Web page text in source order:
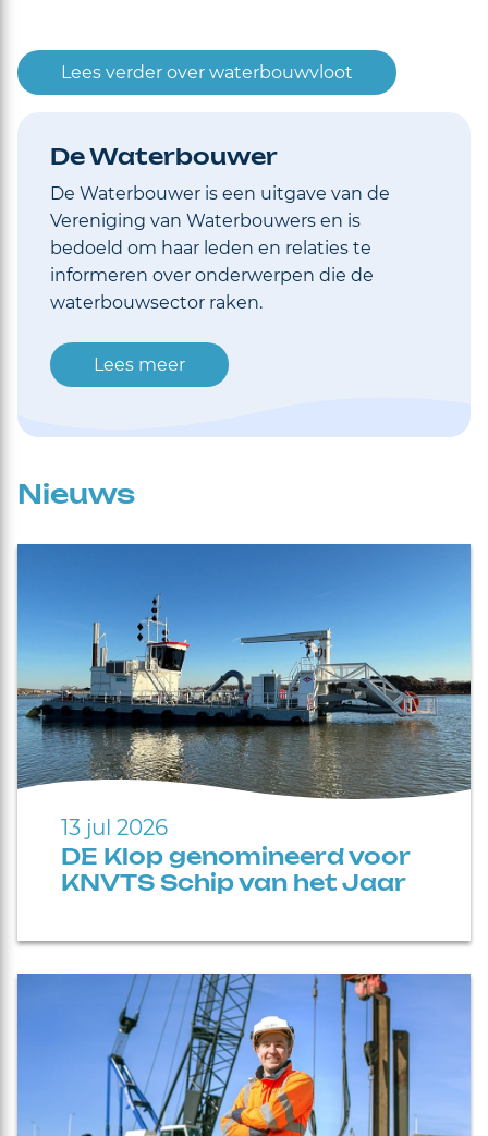
Lees verder over waterbouwvloot
De Waterbouwer
De Waterbouwer is een uitgave van de
Vereniging van Waterbouwers en is
bedoeld om haar leden en relaties te
informeren over onderwerpen die de
waterbouwsector raken.
Lees meer
Nieuws
13 jul 2026
DE Klop genomineerd voor
KNVTS Schip van het Jaar